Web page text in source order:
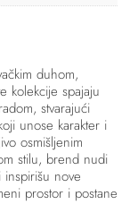
duhom,
kolekcije spajaju
stvarajući
unose karakter i
osmišljenim
stilu, brend nudi
nove
prostor i postane